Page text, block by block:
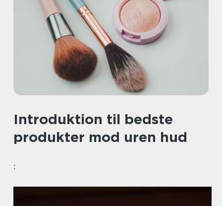
Introduktion til bedste
produkter mod uren hud
: